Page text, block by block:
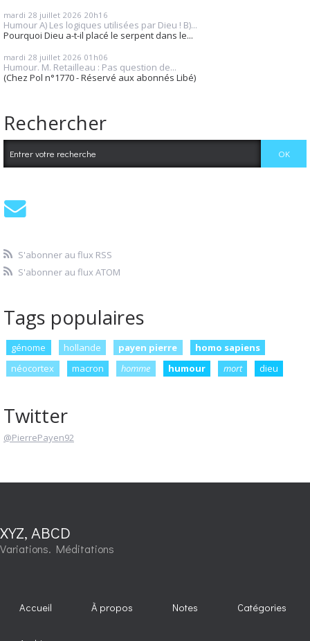
mardi 28 juillet 2026 20h16
Humour A) Les logiques utilisées par Dieu ! B)...
Pourquoi Dieu a-t-il placé le serpent dans le...
mardi 28 juillet 2026 01h06
Humour. M. Retailleau : Pas question de...
(Chez Pol n°1770 - Réservé aux abonnés Libé)
Rechercher
S'abonner au flux RSS
S'abonner au flux ATOM
Tags populaires
génome hollande payen pierre
homo sapiens
néocortex
macron homme humour mort dieu
Twitter
@PierrePayen92
XYZ, ABCD
Variations. Méditations
Accueil À propos Notes Catégories